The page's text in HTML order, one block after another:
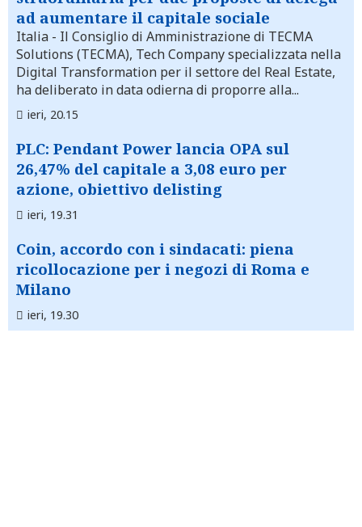
ad aumentare il capitale sociale
Italia - Il Consiglio di Amministrazione di TECMA
Solutions (TECMA), Tech Company specializzata nella
Digital Transformation per il settore del Real Estate,
ha deliberato in data odierna di proporre alla...
ieri, 20.15
PLC: Pendant Power lancia OPA sul
26,47% del capitale a 3,08 euro per
azione, obiettivo delisting
ieri, 19.31
Coin, accordo con i sindacati: piena
ricollocazione per i negozi di Roma e
Milano
ieri, 19.30